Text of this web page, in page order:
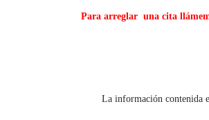
Para arreglar una cita
La información contenida